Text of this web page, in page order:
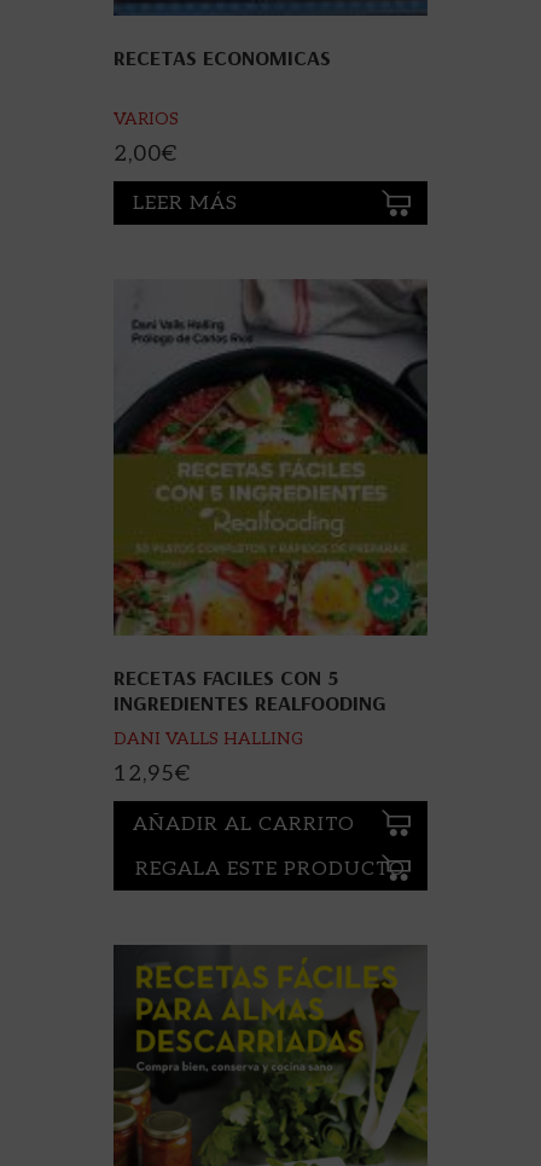
RECETAS ECONOMICAS
VARIOS
2,00€
LEER MÁS
RECETAS FACILES CON 5
INGREDIENTES REALFOODING
DANI VALLS HALLING
12,95€
AÑADIR AL CARRITO
REGALA ESTE PRODUCTO